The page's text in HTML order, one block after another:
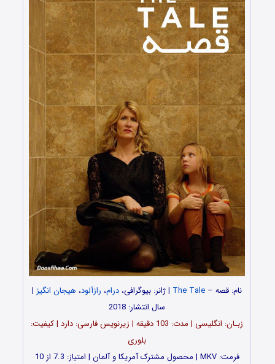
نام: قصه – The Tale | ژانر: بیوگرافی، درام، رازآلود، هیجان انگیز |
سال انتشار: 2018
زبـان: انگلیسی | مدت: 103 دقیقه | زیرنویس فارسی: دارد | کیفیت:
بلوری
فرمت: MKV | محصول مشترک آمریکا و آلمان | امتیاز: 7.3 از 10